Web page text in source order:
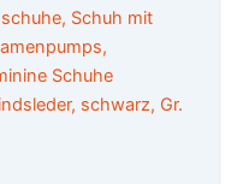
schwarz, Gr.